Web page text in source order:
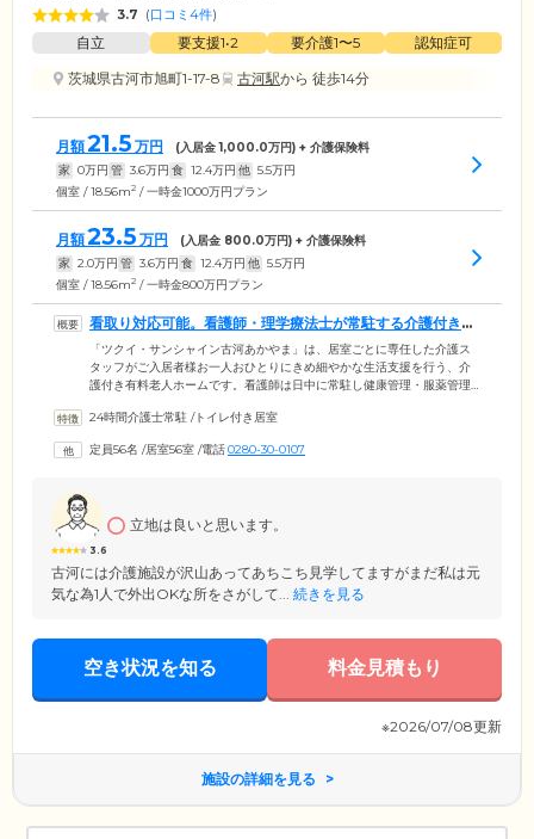
3.7 (口コミ4件)
自立 要支援1•2 要介護1〜5
認知症可
茨城県古河市旭町1-17-8
古河駅から 徒歩14分
月額21.5 万円 (入居金1,000.0万円) + 介護保険料
家 0万円 管 3.6万円 食 12.4万円 他 5.5万円
個室 / 18.56m2 / 一時金1000万円プラン
月額23.5 万円 (入居金 800.0万円) + 介護保険料
家 2.0万円 管 3.6万円 食 12.4万円 他 5.5万円
個室 / 18.56m2 / 一時金800万円プラン
看取り対応可能。看護師・理学療法士が常駐する介護付きホ
ームです
「ツクイ・サンシャイン古河あかやま」は、居室ごとに専任した介護ス
タッフがご入居者様お一人おひとりにきめ細やかな生活支援を行う、介
護付き有料老人ホームです。看護師は日中に常駐し健康管理・服薬管理
れ体制も整備。さらに看取りにも対応していますので、医療依存度が高
施設内の機能訓練室では、在籍の理学療法士によるリハビリを実施。日
24時間介護士常駐 /トイレ付き居室
定員56名 /居室56室 /電話0280-30-0107
3.6
立地は良いと思います。
古河には介護施設が沢山あってあちこち見学してますがまだ私は元
気な為1人で外出OKな所をさがして... 続きを見る
空き状況を知る 料金見積もり
※2026/07/08更新
施設の詳細を見る